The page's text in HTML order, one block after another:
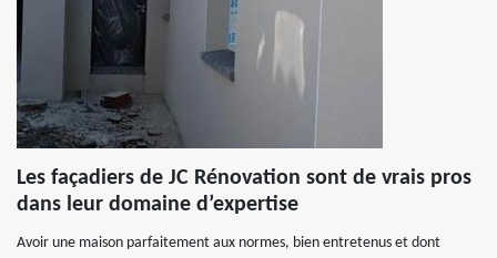
Les façadiers de JC Rénovation sont de vrais pros
dans leur domaine d’expertise
Avoir une maison parfaitement aux normes, bien entretenus et dont